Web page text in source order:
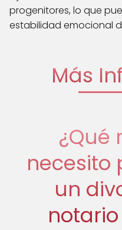
progenitores, lo que
estabilidad emocional
Más
¿Qué
necesito
un